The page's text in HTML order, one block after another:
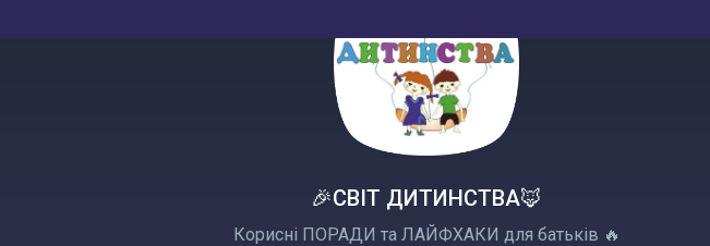
🎉СВІТ ДИТИНСТВА🦊
Корисні ПОРАДИ та ЛАЙФХАКИ для батькiв 🔥